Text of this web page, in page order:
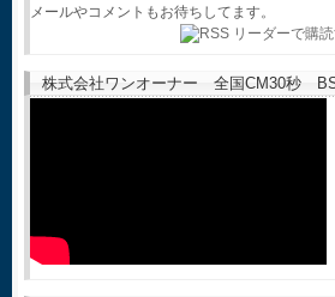
メールやコメントもお待ちしてます。
株式会社ワンオーナー 全国CM30秒 BS